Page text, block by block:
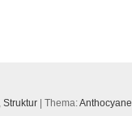
Struktur | Thema:Anthocyane,